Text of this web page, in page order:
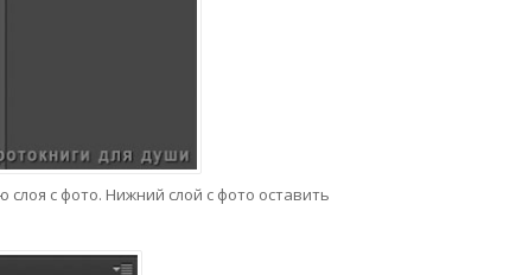
с фото. Нижний слой с фото оставить